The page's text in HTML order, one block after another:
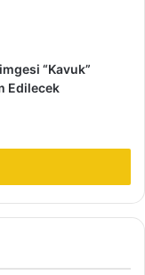
“Kavuk”
Edilecek